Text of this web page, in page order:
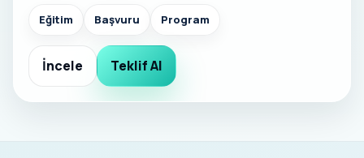
Eğitim Başvuru Program
İncele Teklif Al